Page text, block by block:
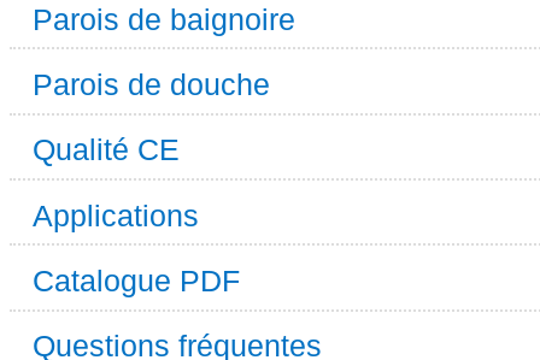
Parois de baignoire
Parois de douche
Qualité CE
Applications
Catalogue PDF
Questions fréquentes